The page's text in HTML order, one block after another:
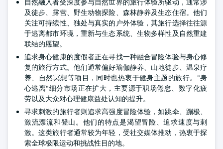
自然融入者受深度参与自然世界的旅行体验所驱动，通常涉
及徒步、露营、野生动物探险、森林静养及生态住宿。他们
关注可持续性、独处与真实的户外体验，其旅行选择往往源
于逃离都市环境，重新与生态系统、生物多样性及自然重建
联结的愿望。
追求身心健康的度假者正在寻找一种融合冒险体验与身心修
复的旅行方式。他们通常偏好瑜伽静养、山地徒步、温泉疗
养、自然冥想等项目，同时也热衷于健身主题的旅行。"身
心逃离"细分市场正在扩大，主要源于职场倦怠、数字化疲
劳以及大众对心理健康益处认知的提升。
寻求刺激的旅行者则追求高强度冒险体验，如跳伞、蹦极、
激流漂流和登山。他们的特点是渴望冒险、追求速度与刺
激。这类旅行者通常较为年轻，受社交媒体推动，热衷于探
索全球极限运动和挑战性目的地。